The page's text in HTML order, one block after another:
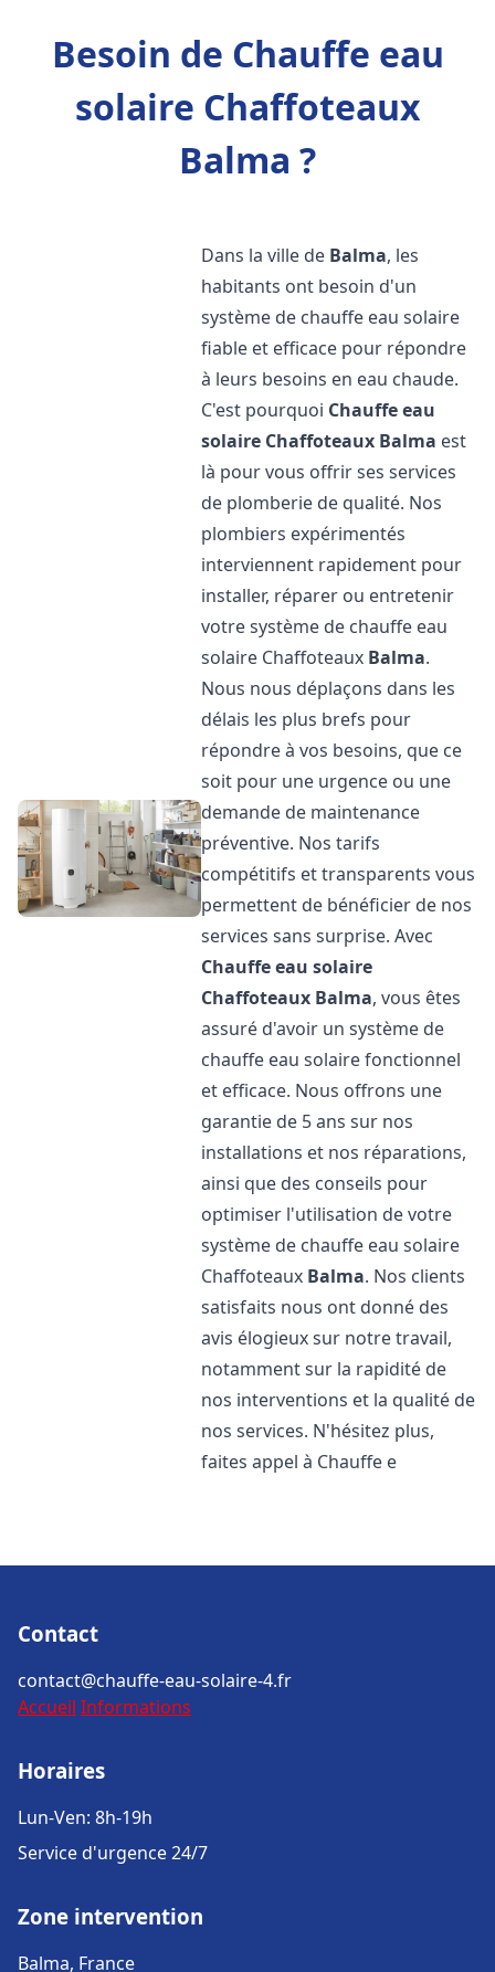
Besoin de Chauffe eau
solaire Chaffoteaux
Balma ?
Dans la ville de Balma, les
habitants ont besoin d'un
système de chauffe eau solaire
fiable et efficace pour répondre
à leurs besoins en eau chaude.
C'est pourquoi Chauffe eau
solaire Chaffoteaux Balma est
là pour vous offrir ses services
de plomberie de qualité. Nos
plombiers expérimentés
interviennent rapidement pour
installer, réparer ou entretenir
votre système de chauffe eau
solaire Chaffoteaux Balma.
Nous nous déplaçons dans les
délais les plus brefs pour
répondre à vos besoins, que ce
soit pour une urgence ou une
demande de maintenance
préventive. Nos tarifs
compétitifs et transparents vous
permettent de bénéficier de nos
services sans surprise. Avec
Chauffe eau solaire
Chaffoteaux Balma, vous êtes
assuré d'avoir un système de
chauffe eau solaire fonctionnel
et efficace. Nous offrons une
garantie de 5 ans sur nos
installations et nos réparations,
ainsi que des conseils pour
optimiser l'utilisation de votre
système de chauffe eau solaire
Chaffoteaux Balma. Nos clients
satisfaits nous ont donné des
avis élogieux sur notre travail,
notamment sur la rapidité de
nos interventions et la qualité de
nos services. N'hésitez plus,
faites appel à Chauffe e
Contact
contact@chauffe-eau-solaire-4.fr
Accueil Informations
Horaires
Lun-Ven: 8h-19h
Service d'urgence 24/7
Zone intervention
Balma, France